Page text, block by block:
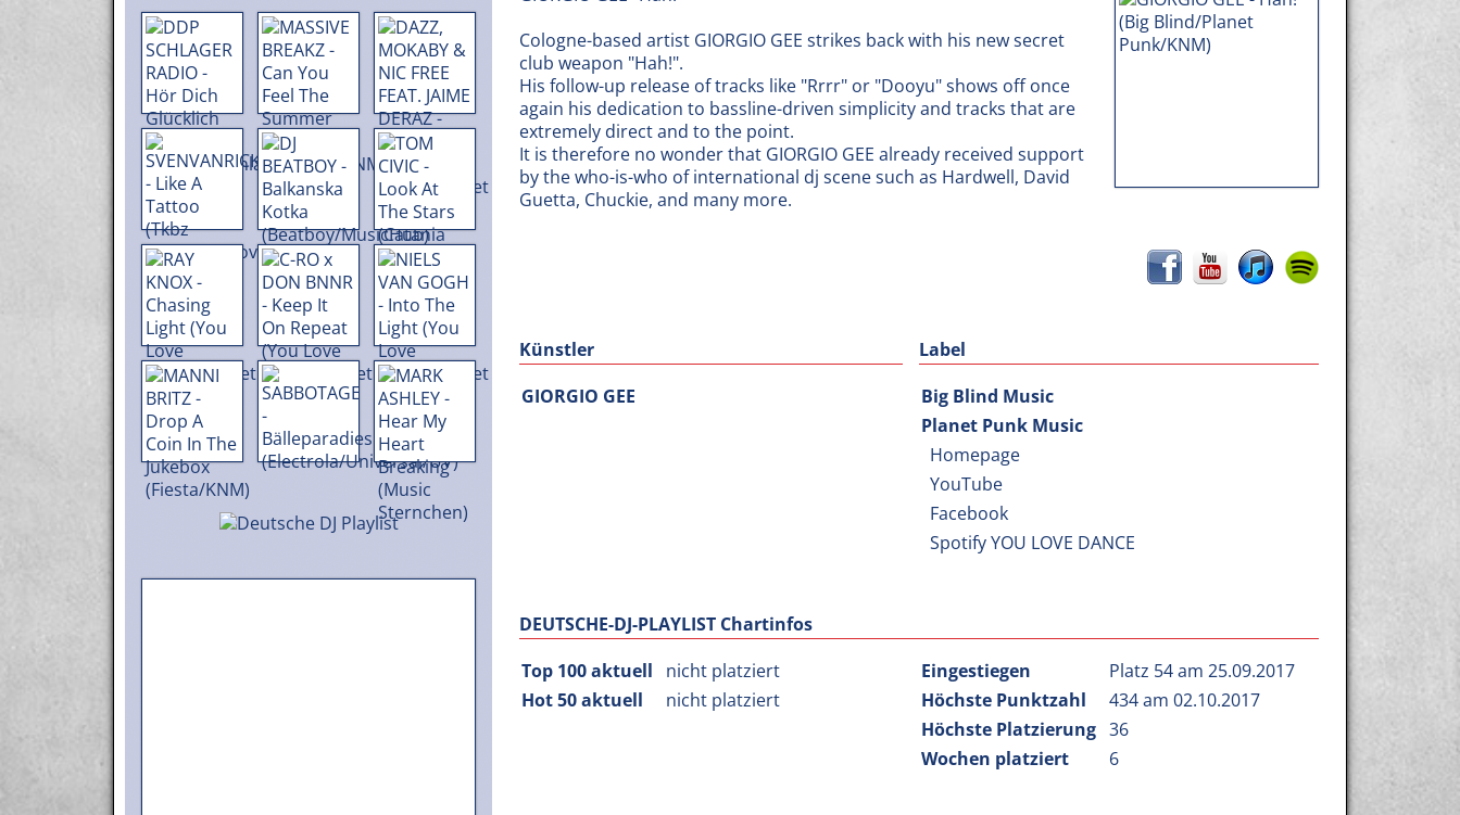
Cologne-based artist GIORGIO GEE strikes back with his new secret
club weapon "Hah!".
His follow-up release of tracks like "Rrrr" or "Dooyu" shows off once
again his dedication to bassline-driven simplicity and tracks that are
extremely direct and to the point.
It is therefore no wonder that GIORGIO GEE already received support
by the who-is-who of international dj scene such as Hardwell, David
Guetta, Chuckie, and many more.
Künstler
GIORGIO GEE
Label
Big Blind Music
Planet Punk Music
Homepage
YouTube
Facebook
Spotify YOU LOVE DANCE
DEUTSCHE-DJ-PLAYLIST Chartinfos
Top 100 aktuell
nicht platziert
Hot 50 aktuell
nicht platziert
Eingestiegen
Platz 54 am 25.09.2017
Höchste Punktzahl
434 am 02.10.2017
Höchste Platzierung 36
Wochen platziert
6